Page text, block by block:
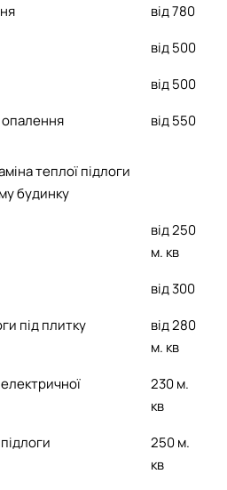
від 780
від 500
від 500
від 550
теплої підлоги
будинку
від 250
м. кв
від 300
під плитку
від 280
м. кв
230 м.
кв
250 м.
кв